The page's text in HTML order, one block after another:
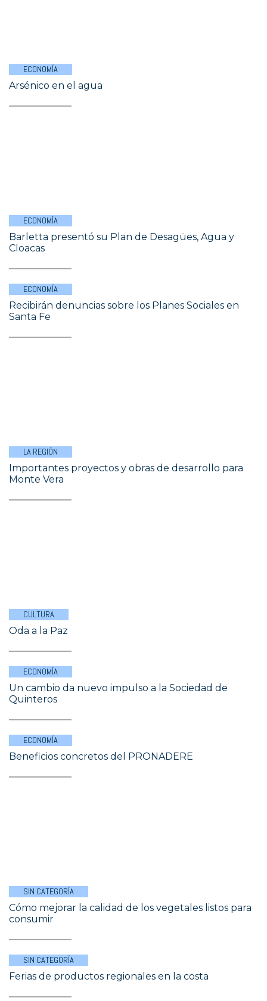
ECONOMÍA
Arsénico en el agua
ECONOMÍA
Barletta presentó su Plan de Desagües, Agua y
Cloacas
ECONOMÍA
Recibirán denuncias sobre los Planes Sociales en
Santa Fe
LA REGIÓN
Importantes proyectos y obras de desarrollo para
Monte Vera
CULTURA
Oda a la Paz
ECONOMÍA
Un cambio da nuevo impulso a la Sociedad de
Quinteros
ECONOMÍA
Beneficios concretos del PRONADERE
SIN CATEGORÍA
Cómo mejorar la calidad de los vegetales listos para
consumir
SIN CATEGORÍA
Ferias de productos regionales en la costa